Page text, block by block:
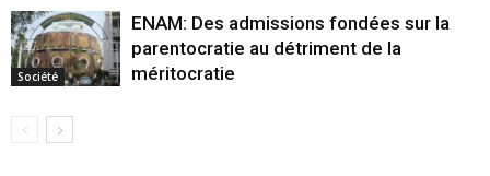
Société
ENAM: Des admissions fondées sur la
parentocratie au détriment de la
méritocratie